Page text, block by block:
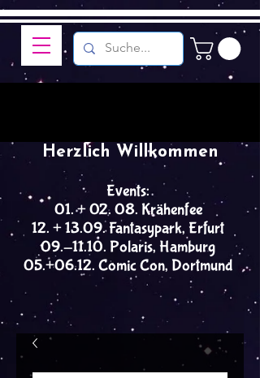
Events:
01. + 02. 08. Krähenfee
12. + 13.09. Fantasypark, Erfurt
09.-11.10. Polaris, Hamburg
05.+06.12. Comic Con, Dortmund
Herzlich Willkommen